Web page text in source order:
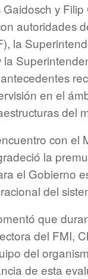
y
autoridades
la
en el
del
con el
la
el Gobierno
del
que
del FMI,
del
de esta